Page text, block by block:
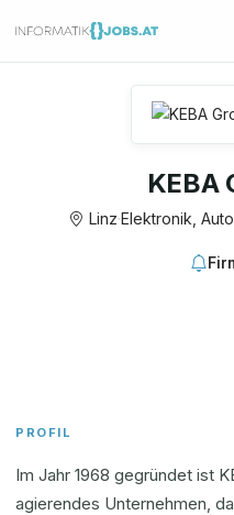
KEBA
Linz·Elektronik,
PROFIL
Im Jahr 1968 gegründet ist
agierendes Unternehmen,